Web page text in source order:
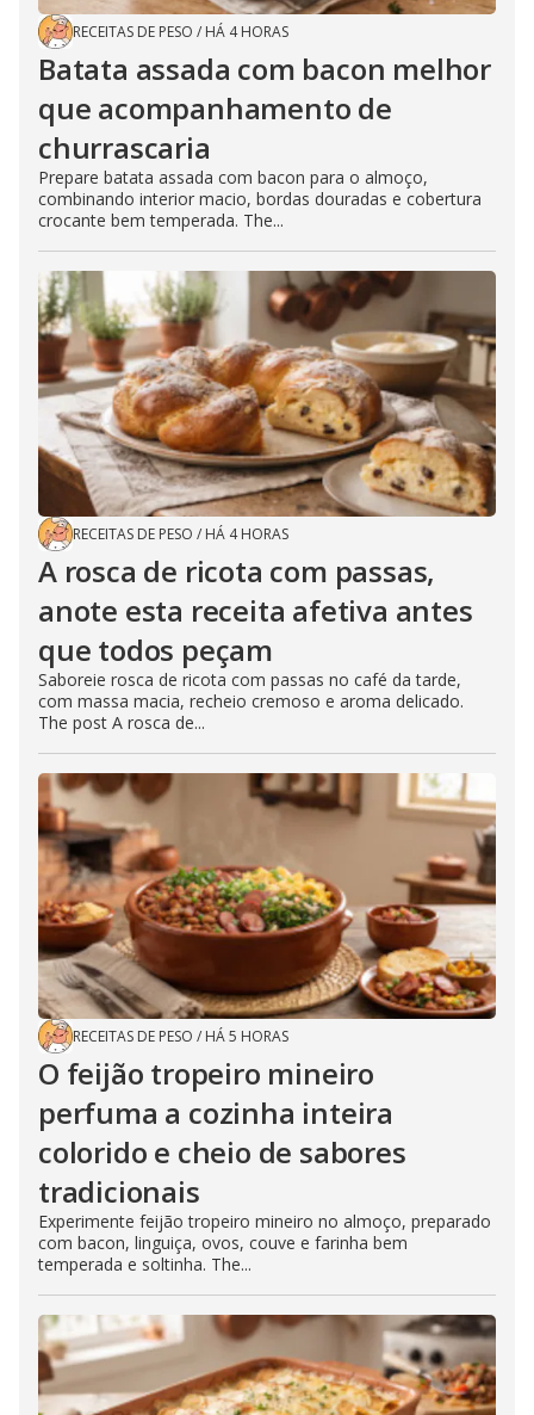
RECEITAS DE PESO / HÁ 4 HORAS
Batata assada com bacon melhor
que acompanhamento de
churrascaria
Prepare batata assada com bacon para o almoço,
combinando interior macio, bordas douradas e cobertura
crocante bem temperada. The...
RECEITAS DE PESO / HÁ 4 HORAS
A rosca de ricota com passas,
anote esta receita afetiva antes
que todos peçam
Saboreie rosca de ricota com passas no café da tarde,
com massa macia, recheio cremoso e aroma delicado.
The post A rosca de...
RECEITAS DE PESO / HÁ 5 HORAS
O feijão tropeiro mineiro
perfuma a cozinha inteira
colorido e cheio de sabores
tradicionais
Experimente feijão tropeiro mineiro no almoço, preparado
com bacon, linguiça, ovos, couve e farinha bem
temperada e soltinha. The...